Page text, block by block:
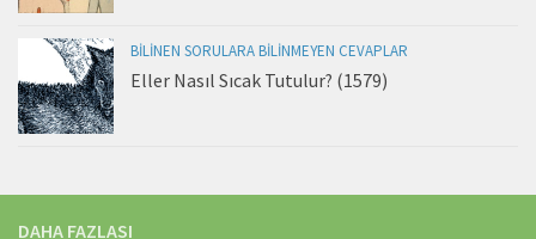
BILINEN SORULARA BILINMEYEN CEVAPLAR
Eller Nasıl Sıcak Tutulur? (1579)
DAHA FAZLASI